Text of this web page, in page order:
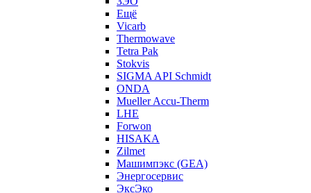
Ещё
Vicarb
Thermowave
Tetra Pak
Stokvis
SIGMA API Schmidt
ONDA
Mueller Accu-Therm
LHE
Forwon
HISAKA
Zilmet
Машимпэкс (GEA)
Энергосервис
ЭксЭко